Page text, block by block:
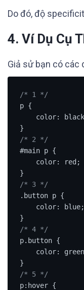
Do đó, độ
4. Ví Dụ Cụ
Giả sử bạn có các
/* 1 */
p {
color:
/* 2 */
#main p {
    color: red;
/* 3 */
.button p {
    color: blue;
/* 4 */
p.button {
color:
/* 5 */
p:hover {